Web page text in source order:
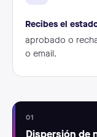
Recibes el
aprobado o
o email.
01